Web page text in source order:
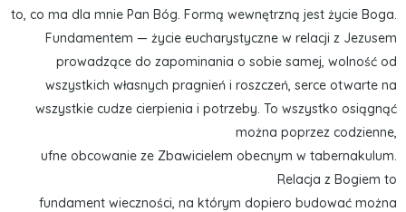
to, co ma dla mnie Pan Bóg. Formą wewnętrzną jest życie Boga.
Fundamentem — życie eucharystyczne w relacji z Jezusem
prowadzące do zapominania o sobie samej, wolność od
wszystkich własnych pragnień i roszczeń, serce otwarte na
wszystkie cudze cierpienia i potrzeby. To wszystko osiągnąć
można poprzez codzienne,
ufne obcowanie ze Zbawicielem obecnym w tabernakulum.
Relacja z Bogiem to
fundament wieczności, na którym dopiero budować można